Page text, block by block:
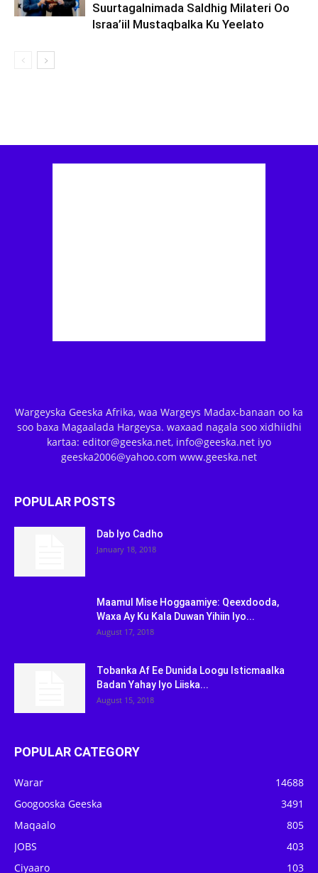
Suurtagalnimada Saldhig Milateri Oo
Israa’iil Mustaqbalka Ku Yeelato
Wargeyska Geeska Afrika, waa Wargeys Madax-banaan oo ka
soo baxa Magaalada Hargeysa. waxaad nagala soo xidhiidhi
kartaa: editor@geeska.net, info@geeska.net iyo
geeska2006@yahoo.com www.geeska.net
POPULAR POSTS
Dab Iyo Cadho
January 18, 2018
Maamul Mise Hoggaamiye: Qeexdooda,
Waxa Ay Ku Kala Duwan Yihiin Iyo...
August 17, 2018
Tobanka Af Ee Dunida Loogu Isticmaalka
Badan Yahay Iyo Liiska...
August 15, 2018
POPULAR CATEGORY
Warar
14688
Googooska Geeska
3491
Maqaalo
805
JOBS
403
Ciyaaro
103